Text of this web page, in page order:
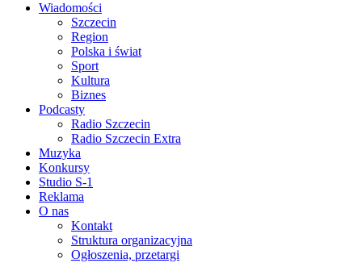
Wiadomości
Szczecin
Region
Polska i świat
Sport
Kultura
Biznes
Podcasty
Radio Szczecin
Radio Szczecin Extra
Muzyka
Konkursy
Studio S-1
Reklama
O nas
Kontakt
Struktura organizacyjna
Ogłoszenia, przetargi